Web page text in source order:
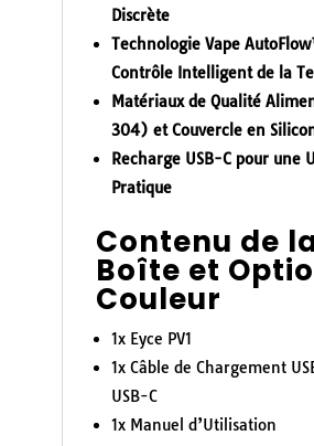
Discrète
Technologie Vape
Contrôle Intelligent de la
Matériaux de Qualité
304) et Couvercle en
Recharge USB-C pour une
Pratique
Contenu de
Boîte et
Couleur
1x Eyce PV1
1x Câble de Chargement
USB-C
1x Manuel d’Utilisation